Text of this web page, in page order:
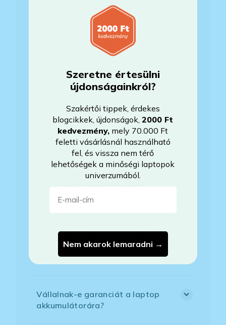
Mit jelent, hogy magyar/magyar
kiosztású európai/külföldi kiosztású
Bankkártyával tudok Önöknél
Hogyan tudom megrendelni a
kiszemelt laptopot?
Áfás számlát tudnak adni?
licenszkód van a BIOS-ban?
Megkapom a Windows termékkulcs
matricát a laptophoz?
Vállalnak-e garanciát a laptop
akkumulátorára?
Szeretne értesülni
újdonságainkról?
Szakértői tippek, érdekes
blogcikkek, újdonságok,2000 Ft
kedvezmény, mely 70.000 Ft
feletti vásárlásnál használható
fel, és vissza nem térő
lehetőségek a minőségi laptopok
univerzumából.
Nem akarok lemaradni →